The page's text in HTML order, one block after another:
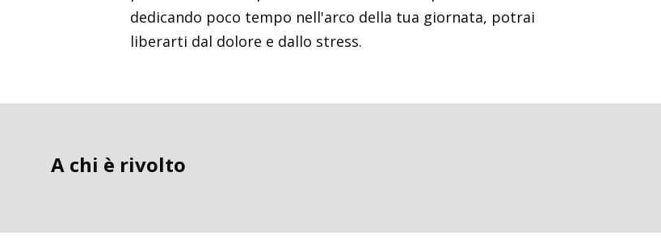
dedicando poco tempo nell'arco della tua giornata, potrai
liberarti dal dolore e dallo stress.
A chi è rivolto